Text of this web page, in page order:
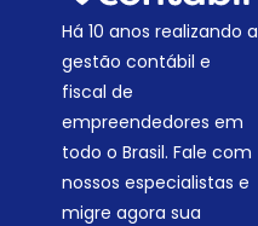
Há 10 anos realizando a
gestão contábil e
fiscal de
empreendedores em
todo o Brasil. Fale com
nossos especialistas e
migre agora sua